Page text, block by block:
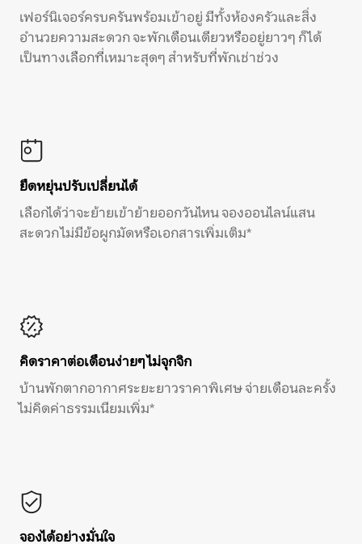
เฟอร์นิเจอร์ครบครันพร้อมเข้าอยู่ มีทั้งห้องครัวและสิ่ง
อำนวยความสะดวก จะพักเดือนเดียวหรืออยู่ยาวๆ ก็ได้
เป็นทางเลือกที่เหมาะสุดๆ สำหรับที่พักเช่าช่วง
ยืดหยุ่นปรับเปลี่ยนได้
เลือกได้ว่าจะย้ายเข้าย้ายออกวันไหน จองออนไลน์แสน
สะดวก ไม่มีข้อผูกมัดหรือเอกสารเพิ่มเติม*
คิดราคาต่อเดือนง่ายๆ ไม่จุกจิก
บ้านพักตากอากาศระยะยาวราคาพิเศษ จ่ายเดือนละครั้ง
ไม่คิดค่าธรรมเนียมเพิ่ม*
จองได้อย่างมั่นใจ